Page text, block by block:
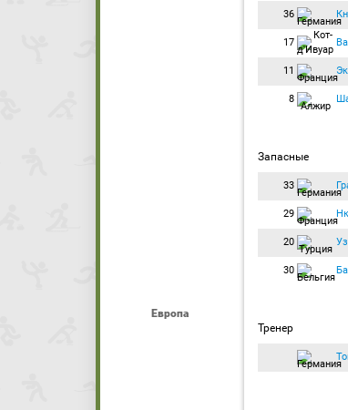
Европа
36
17
11
8
Запасные
33
29
20
30
Тренер